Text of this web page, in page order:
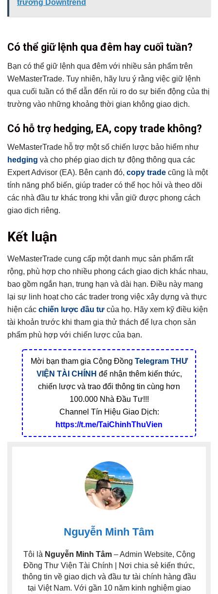
trường Downtrend
Có thể giữ lệnh qua đêm hay cuối tuần?
Bạn có thể giữ lệnh qua đêm với nhiều sản phẩm trên
WeMasterTrade. Tuy nhiên, hãy lưu ý rằng việc giữ lệnh
qua cuối tuần có thể dẫn đến rủi ro do sự biến động của thị
trường vào những khoảng thời gian không giao dịch.
Có hỗ trợ hedging, EA, copy trade không?
WeMasterTrade hỗ trợ một số chiến lược bảo hiểm như
hedging và cho phép giao dịch tự động thông qua các
Expert Advisor (EA). Bên cạnh đó, copy trade cũng là một
tính năng phổ biến, giúp trader có thể học hỏi và theo dõi
các nhà đầu tư khác trong khi vẫn giữ được phong cách
giao dịch riêng.
Kết luận
WeMasterTrade cung cấp một danh mục sản phẩm rất
rộng, phù hợp cho nhiều phong cách giao dịch khác nhau,
bao gồm ngắn hạn, trung hạn và dài hạn. Điều này mang
lại sự linh hoạt cho các trader trong việc xây dựng và thực
hiện các chiến lược đầu tư của họ. Hãy xem kỹ điều kiện
tài khoản trước khi tham gia thử thách để lựa chọn sản
phẩm phù hợp với chiến lược của bạn.
Mời bạn tham gia Cộng Đồng Telegram THƯ
VIỆN TÀI CHÍNH để nhận thêm kiến thức,
chiến lược và trao đổi thông tin cùng hơn
100.000 Nhà Đầu Tư!!!
Channel Tín Hiệu Giao Dịch:
https://t.me/TaiChinhThuVien
Nguyễn Minh Tâm
Tôi là Nguyễn Minh Tâm– Admin Website, Cộng
Đồng Thư Viện Tài Chính | Nơi chia sẻ kiến thức,
thông tin về giao dịch và đầu tư tài chính hàng đầu
tại Việt Nam. Với gần 10 năm kinh nghiệm giao